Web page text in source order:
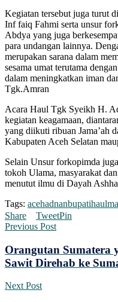
Kegiatan tersebut juga turut
Inf faiq Fahmi serta unsur
Abdya yang juga
para undangan lainnya.
merupakan sarana dalam
sesama umat terutama
dalam meningkatkan iman
Tgk.Amran
Acara Haul Tgk Syeikh H.
kegiatan keagamaan,
yang diikuti ribuan Jama’ah
Kabupaten Aceh Selatan
Selain Unsur forkopimda
tokoh Ulama, masyarakat
menutut ilmu di Dayah
Tags: acehadnanbupatihaul
Share
TweetPin
Previous Post
Orangutan Sumatera
Sawit Direhab ke
Next Post